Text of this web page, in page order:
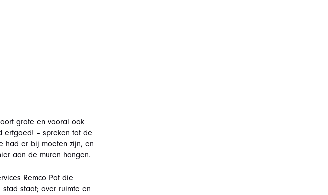
grote en vooral ook
erfgoed! – spreken tot de
had er bij moeten zijn, en
aan de muren hangen.
Remco Pot die
staat; over ruimte en